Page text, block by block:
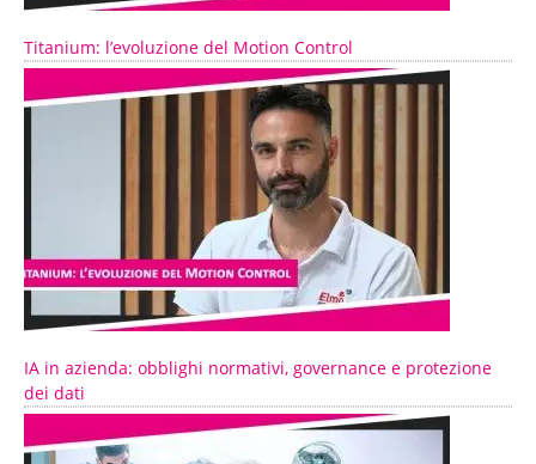
Titanium: l’evoluzione del Motion Control
IA in azienda: obblighi normativi, governance e protezione
dei dati